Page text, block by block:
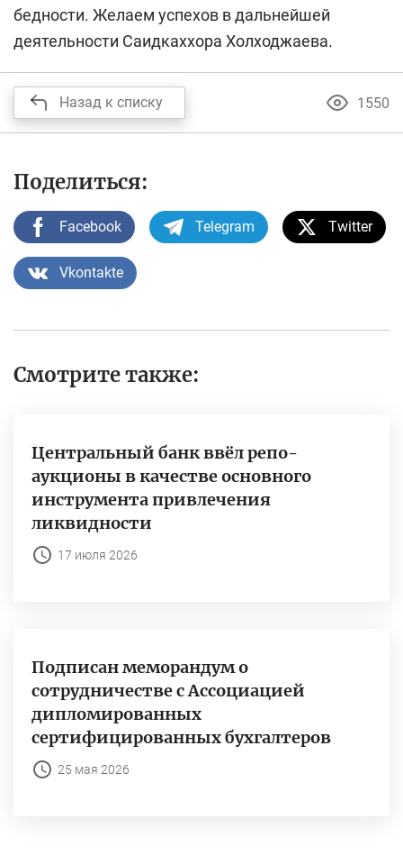
бедности. Желаем успехов в дальнейшей
деятельности Саидкаххора Холходжаева.
Назад к списку 1550
Поделиться:
Facebook Telegram Twitter
Vkontakte
Смотрите также:
Центральный банк ввёл репо-
аукционы в качестве основного
инструмента привлечения
ликвидности
17 июля 2026
Подписан меморандум о
сотрудничестве с Ассоциацией
дипломированных
сертифицированных бухгалтеров
25 мая 2026